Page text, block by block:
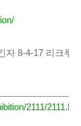
자 8-4-17 리크루
2111/